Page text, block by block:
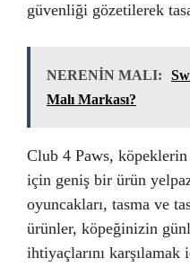
güvenliği gözetilerek
NERENİN MALI:
Malı Markası?
Club 4 Paws,
için geniş bir ürün
oyuncakları, tasma ve
ürünler, köpeğinizin
ihtiyaçlarını